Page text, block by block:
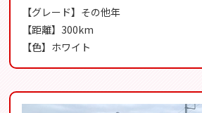
【グレード】その他年
【距離】300km
【色】ホワイト